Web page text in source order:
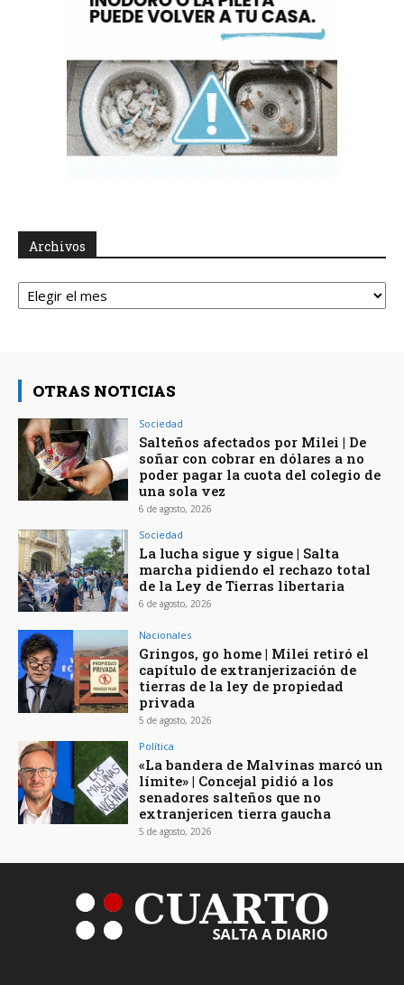
Archivos
Archivos
OTRAS NOTICIAS
Sociedad
Salteños afectados por Milei | De
soñar con cobrar en dólares a no
poder pagar la cuota del colegio de
una sola vez
6 de agosto, 2026
Sociedad
La lucha sigue y sigue | Salta
marcha pidiendo el rechazo total
de la Ley de Tierras libertaria
6 de agosto, 2026
Nacionales
Gringos, go home | Milei retiró el
capítulo de extranjerización de
tierras de la ley de propiedad
privada
5 de agosto, 2026
Política
«La bandera de Malvinas marcó un
límite» | Concejal pidió a los
senadores salteños que no
extranjericen tierra gaucha
5 de agosto, 2026